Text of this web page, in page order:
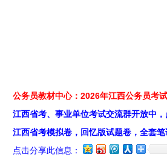
公务员教材中心：2026年江西公务员考
江西省考、事业单位考试交流群开放中
江西省考模拟卷，回忆版试题卷，全套笔
点击分享此信息：